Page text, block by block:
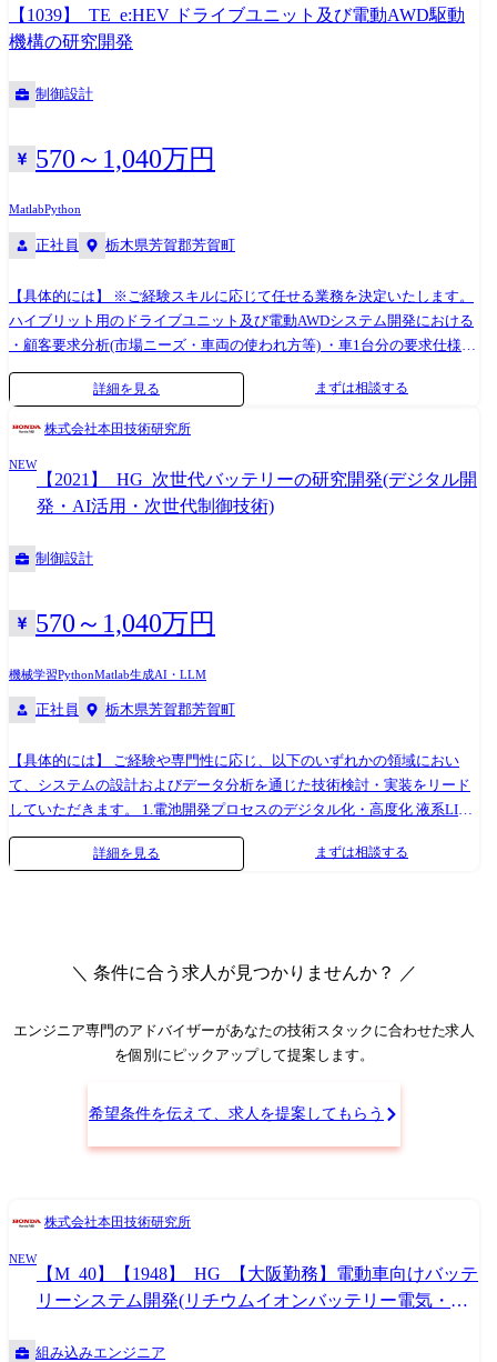
上、海外現地法人・取引先等とのやり取りが発生します。 ※将来的に
は、海外駐在の可能性もございます。 ※専門性や適性、会社ニーズなど
【開発ツール】 MATLAB/SIMULINK、SysMLツール、HILS、その他
【1039】_TE_e:HEV ドライブユニット及び電動AWD駆動
機構の研究開発
制御設計
570～1,040万円
MatlabPython
正社員 栃木県芳賀郡芳賀町
【具体的には】 ※ご経験スキルに応じて任せる業務を決定いたします。
ハイブリット用のドライブユニット及び電動AWDシステム開発における
・顧客要求分析(市場ニーズ・車両の使われ方等) ・車1台分の要求仕様の
策定及びその具現化と実車検証 ・求められる環境性能、商品性能仕様の
策定、システム仕様の検討 ・駆動システム・関連コンポーネントのベン
駆動力を4つのタイヤに配分し、安定性や走破性を向上させること。直進
性能だけでなく、旋回性能にも大きく影響を与えます。そのため、サス
ペンションやステアリング、ブレーキといった関連部署と連携しなが
を実現することが求められます。 ※業務上、海外現地法人・取引先等と
会社が定める業務への配置転換を命じる場合があります。 【ご担当コン
ポーネント例】 デファレンシャル・ギア・シャフト等のハード開発 【開
詳細を見る まずは相談する
株式会社本田技術研究所
NEW
【2021】_HG_次世代バッテリーの研究開発(デジタル開
発・AI活用・次世代制御技術)
制御設計
570～1,040万円
機械学習PythonMatlab生成AI・LLM
正社員 栃木県芳賀郡芳賀町
【具体的には】 ご経験や専門性に応じ、以下のいずれかの領域におい
て、システムの設計およびデータ分析を通じた技術検討・実装をリード
していただきます。 1.電池開発プロセスのデジタル化・高度化 液系LIB
の知見に基づいた、物理シミュレーション(CAE)モデルの構築。 実験デ
ータや製造工程データに対するAI・機械学習を用いた解析および予測モ
ルゴリズムの検討・実装。 市場の車両走行データを活用した、高精度な
ラとの連携も見据えた、次世代BMS(バッテリーマネジメントシステム)
の技術仕込み。 【使用ツール】 MATLAB/Simulink, Python, GT-Autolion
転換を命じる場合があります
詳細を見る まずは相談する
＼ 条件に合う求人が見つかりませんか？ ／
エンジニア専門のアドバイザーがあなたの技術スタックに合わせた求人
を個別にピックアップして提案します。
希望条件を伝えて、求人を提案してもらう
株式会社本田技術研究所
NEW
【M_40】【1948】_HG_【大阪勤務】電動車向けバッテ
リーシステム開発(リチウムイオンバッテリー電気・制
組み込みエンジニア